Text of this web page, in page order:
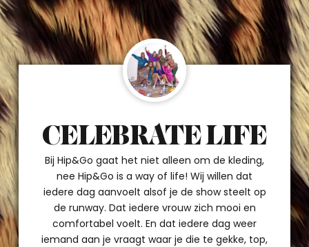
CELEBRATE LIFE
Bij Hip&Go gaat het niet alleen om de kleding,
nee Hip&Go is a way of life! Wij willen dat
iedere dag aanvoelt alsof je de show steelt op
de runway. Dat iedere vrouw zich mooi en
comfortabel voelt. En dat iedere dag weer
iemand aan je vraagt waar je die te gekke, top,